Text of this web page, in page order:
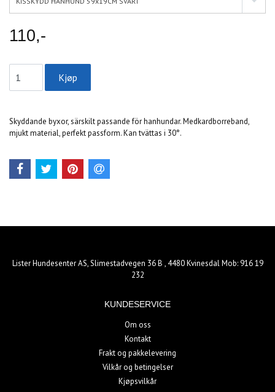
110,-
Skyddande byxor, särskilt passande för hanhundar. Medkardborreband,
mjukt material, perfekt passform. Kan tvättas i 30°.
Lister Hundesenter AS, Slimestadvegen 36 B , 4480 Kvinesdal Mob: 916 19
232
KUNDESERVICE
Om oss
Kontakt
Frakt og pakkelevering
Vilkår og betingelser
Kjøpsvilkår